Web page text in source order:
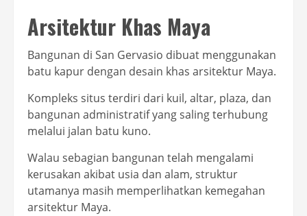
Arsitektur Khas Maya
Bangunan di San Gervasio dibuat menggunakan
batu kapur dengan desain khas arsitektur Maya.
Kompleks situs terdiri dari kuil, altar, plaza, dan
bangunan administratif yang saling terhubung
melalui jalan batu kuno.
Walau sebagian bangunan telah mengalami
kerusakan akibat usia dan alam, struktur
utamanya masih memperlihatkan kemegahan
arsitektur Maya.